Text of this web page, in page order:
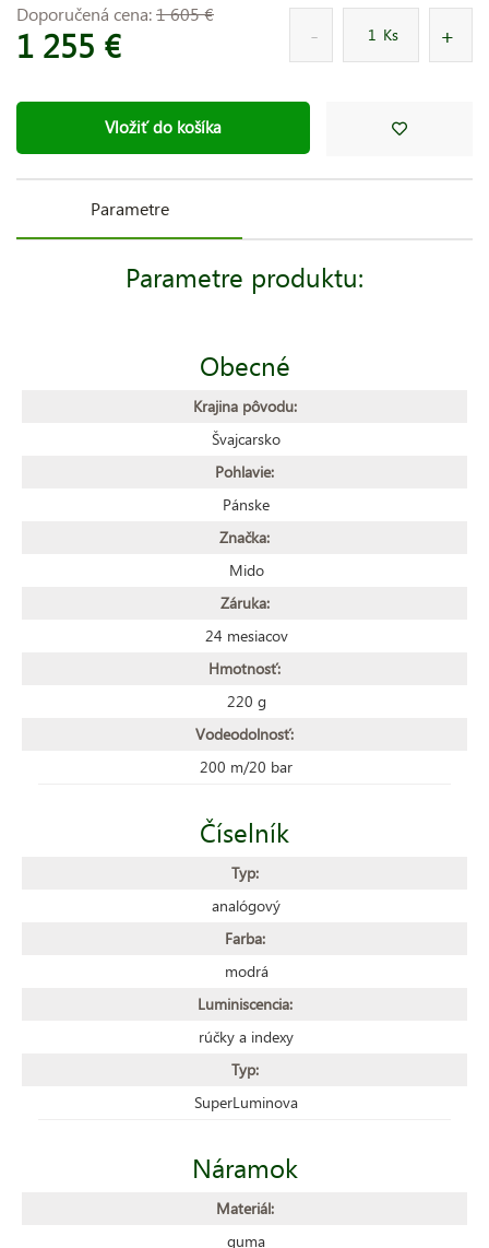
Doporučená cena:1 605 €
1 255 € Ks
Vložiť do košíka
Parametre
Parametre produktu:
Obecné
Krajina pôvodu:
Švajcarsko
Pohlavie:
Pánske
Značka:
Mido
Záruka:
24 mesiacov
Hmotnosť:
220 g
Vodeodolnosť:
200 m/20 bar
Číselník
Typ:
analógový
Farba:
modrá
Luminiscencia:
rúčky a indexy
Typ:
SuperLuminova
Náramok
Materiál:
guma